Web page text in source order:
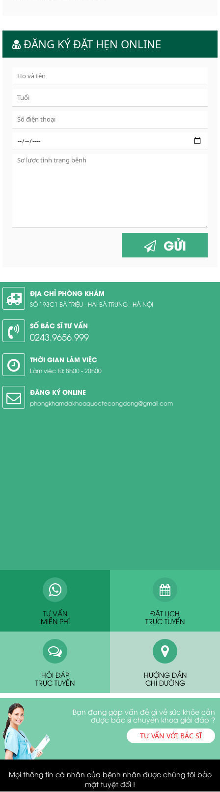
ĐĂNG KÝ ĐẶT HẸN ONLINE
GỬI
ĐỊA CHỈ PHÒNG KHÁM
SỐ 193C1 BÀ TRIỆU - HAI BÀ TRƯNG - HÀ NỘI
SỐ BÁC SĨ TƯ VẤN
0243.9656.999
THỜI GIAN LÀM VIỆC
Làm việc từ: 8h00 - 20h00
ĐĂNG KÝ ONLINE
phongkhamdakhoaquoctecongdong@gmail.com
TƯ VẤN
MIỄN PHÍ
ĐẶT LỊCH
TRỰC TUYẾN
HỎI ĐÁP
TRỰC TUYẾN
HƯỚNG DẪN
CHỈ ĐƯỜNG
Bạn đang gặp vấn đề gì về sức khỏe cần
được bác sĩ chuyên khoa giải đáp ?
TƯ VẤN VỚI BÁC SĨ
Mọi thông tin cá nhân của bệnh nhân được chúng tôi bảo
mật tuyệt đối !